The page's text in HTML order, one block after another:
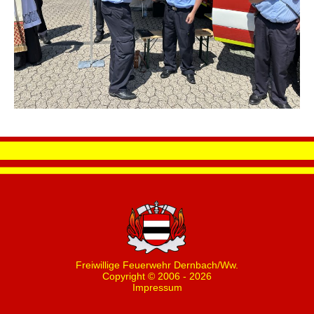
Freiwillige Feuerwehr Dernbach/Ww.
Copyright © 2006 - 2026
Impressum